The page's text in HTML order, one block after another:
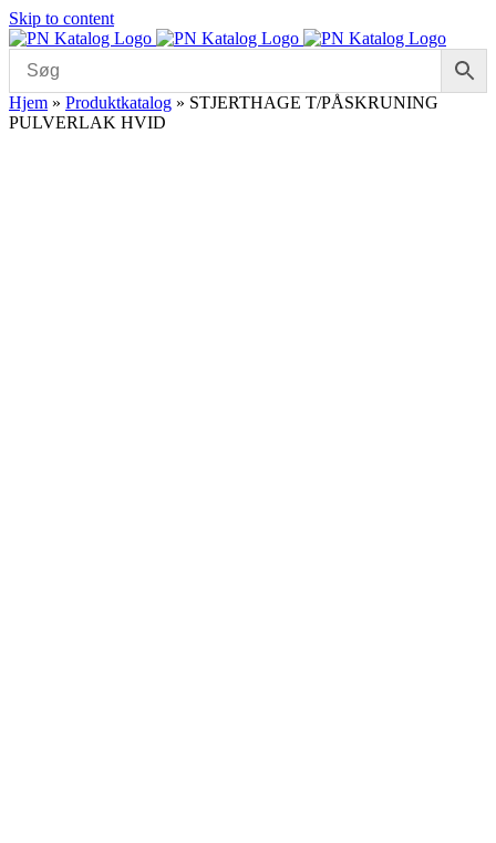
Skip to content
Hjem » Produktkatalog » STJERTHAGE T/PÅSKRUNING
PULVERLAK HVID